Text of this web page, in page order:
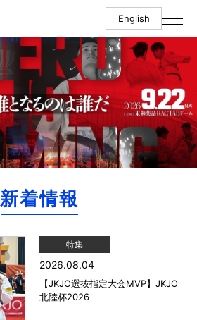
English
新着情報
特集
2026.08.04
【JKJO選抜指定大会MVP】JKJO
北陸杯2026